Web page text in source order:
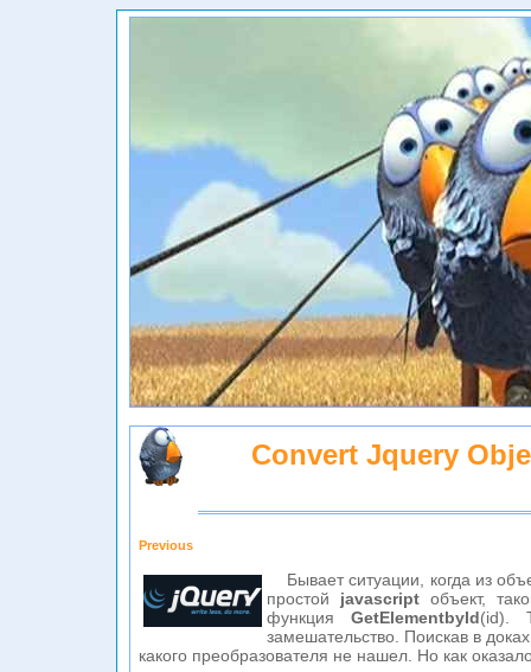
Convert Jquery
Previous
Бывает ситуации, когда из
простой javascript объект,
функция GetElementbyId(id).
замешательство. Поискав в
какого преобразователя не нашел. Но как